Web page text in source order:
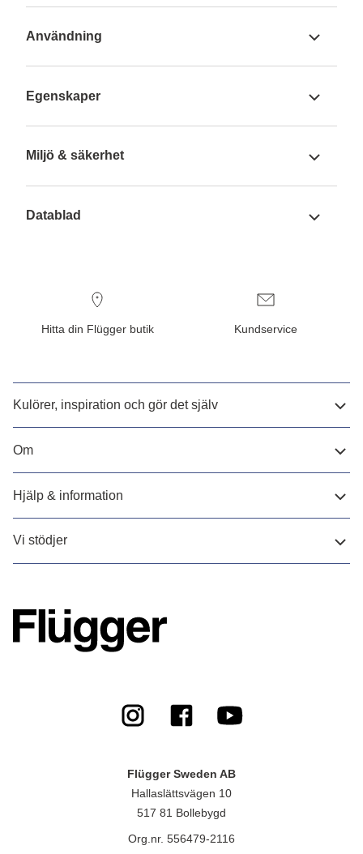
Användning
Egenskaper
Miljö & säkerhet
Datablad
Hitta din Flügger butik Kundservice
Kulörer, inspiration och gör det själv
Om
Hjälp & information
Vi stödjer
Flügger Sweden AB
Hallaslättsvägen 10
517 81 Bollebygd
Org.nr. 556479-2116